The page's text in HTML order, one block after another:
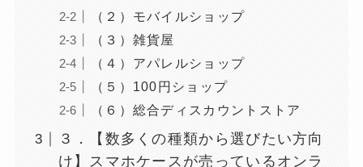
（２）モバイルショップ
（３）雑貨屋
（４）アパレルショップ
（５）100円ショップ
（６）総合ディスカウントストア
３．【数多くの種類から選びたい方向
け】スマホケースが売っているオンラ